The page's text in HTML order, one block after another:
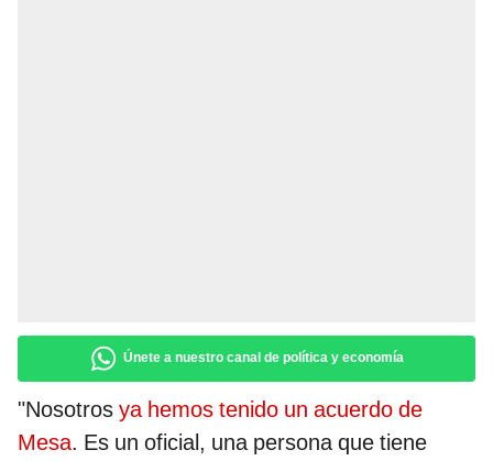
Únete a nuestro canal de política y economía
"Nosotros ya hemos tenido un acuerdo de
Mesa. Es un oficial, una persona que tiene